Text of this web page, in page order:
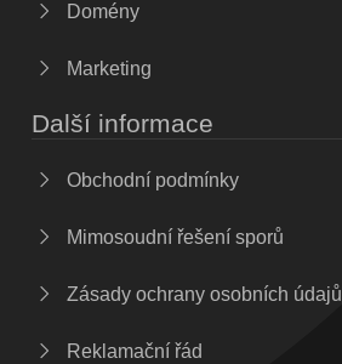
Domény
Marketing
Další informace
Obchodní podmínky
Mimosoudní řešení sporů
Zásady ochrany osobních údajů
Reklamační řád